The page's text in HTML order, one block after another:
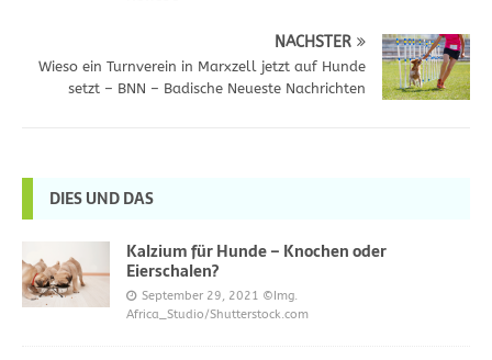
NÄCHSTER
Wieso ein Turnverein in Marxzell jetzt auf Hunde
setzt – BNN – Badische Neueste Nachrichten
DIES UND DAS
Kalzium für Hunde – Knochen oder
Eierschalen?
September 29, 2021 ©Img.
Africa_Studio/Shutterstock.com